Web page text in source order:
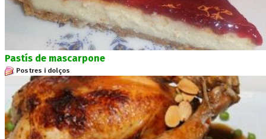
Pastís de mascarpone
Postres i dolços